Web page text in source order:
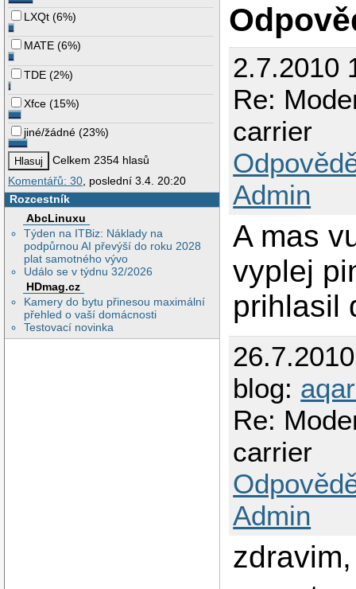
LXQt (6%)
MATE (6%)
TDE (2%)
Xfce (15%)
jiné/žádné (23%)
Celkem 2354 hlasů
Komentářů: 30 , poslední 3.4. 20:20
Rozcestník
AbcLinuxu
Týden na ITBiz: Náklady na
podpůrnou AI převýší do roku 2028
plat samotného vývo
Událo se v týdnu 32/2026
HDmag.cz
Kamery do bytu přinesou maximální
přehled o vaší domácnosti
Testovací novinka
2.7.2010
Re:
carrier
Admin
A mas
vyplej
prihlasil
blog:
Re:
carrier
Admin
zdravim,